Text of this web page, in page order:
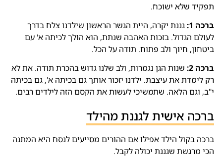
תפקיד שלא ישוכח.
ברכה 1:
גננת יקרה, היית הגשר הראשון שילדנו צלח בדרך
לעולם הגדול. בזכות האהבה שנתת, הוא הולך לכיתה א' עם
ביטחון, חיוך ולב פתוח. תודה על הכל.
ברכה 2:
שנות הגן נגמרות, ולב שלנו גדוש בהכרת תודה. את לא
רק לימדת את עיצבת. ילדנו יזכור אותך גם בכיתה א', גם בכיתה
י"ב, וגם הלאה. שתמשיכי לעשות את הקסם הזה לילדים רבים.
ברכה אישית לגננת מהילד
ברכה בקול הילד אפילו אם ההורים מסייעים לנסח היא המתנה
הכי מרגשת שגננת יכולה לקבל.